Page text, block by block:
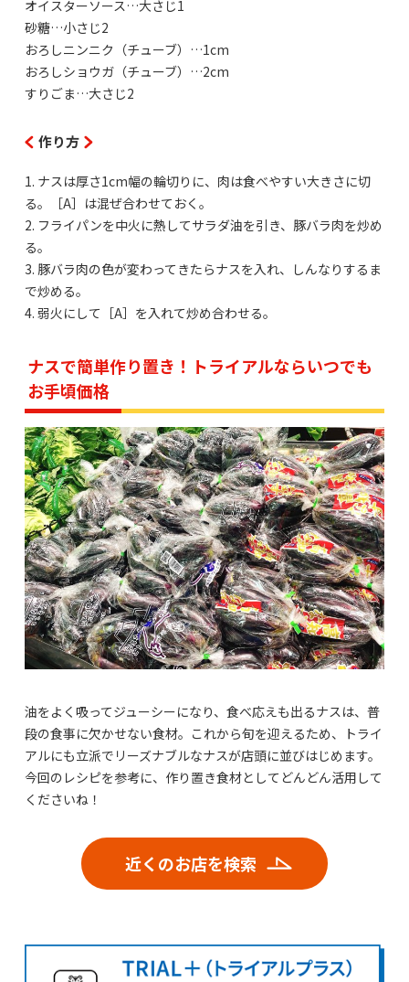
オイスターソース…大さじ1
砂糖…小さじ2
おろしニンニク（チューブ）…1cm
おろしショウガ（チューブ）…2cm
すりごま…大さじ2
作り方
1. ナスは厚さ1cm幅の輪切りに、肉は食べやすい大きさに切
る。［A］は混ぜ合わせておく。
2. フライパンを中火に熱してサラダ油を引き、豚バラ肉を炒め
る。
3. 豚バラ肉の色が変わってきたらナスを入れ、しんなりするま
で炒める。
4. 弱火にして［A］を入れて炒め合わせる。
ナスで簡単作り置き！トライアルならいつでも
お手頃価格
油をよく吸ってジューシーになり、食べ応えも出るナスは、普
段の食事に欠かせない食材。これから旬を迎えるため、トライ
アルにも立派でリーズナブルなナスが店頭に並びはじめます。
今回のレシピを参考に、作り置き食材としてどんどん活用して
くださいね！
近くのお店を検索